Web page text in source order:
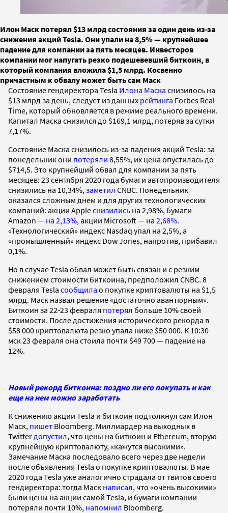
Илон Маск потерял $13 млрд состояния за один день из-за
снижения акций Tesla. Они упали на 8,5% — крупнейшее
падение для компании за пять месяцев. Инвесторов
компании мог напугать резко подешевевший биткоин, в
который компания вложила $1,5 млрд. Косвенно
причастным к обвалу может быть сам Маск
Состояние гендиректора Tesla Илона Маска снизилось на
$13 млрд за день, следует из данных рейтинга Forbes Real-
Time, который обновляется в режиме реального времени.
Капитал Маска снизился до $169,1 млрд, потеряв за сутки
7,17%.
Состояние Маска снизилось из-за падения акций Tesla: за
понедельник они потеряли 8,55%, их цена опустилась до
$714,5. Это крупнейший обвал для компании за пять
месяцев: 23 сентября 2020 года бумаги автопроизводителя
снизились на 10,34%, заметил CNBC. Понедельник
оказался сложным днем и для других технологических
компаний: акции Appleснизились на 2,98%, бумаги
Amazon — на 2,13%, акции Microsoft — на 2,68%.
«Технологический» индекс Nasdaq упал на 2,5%, а
«промышленный» индекс Dow Jones, напротив, прибавил
0,1%.
Но в случае Tesla обвал может быть связан и с резким
снижением стоимости биткоина, предположил CNBC. 8
февраля Tesla сообщила о покупке криптовалюты на $1,5
млрд. Маск назвал решение «достаточно авантюрным».
Биткоин за 22-23 февраля потерял больше 10% своей
стоимости. После достижения исторического рекорда в
$58 000 криптовалюта резко упала ниже $50 000. К 10:30
мск 23 февраля она стоила почти $49 700 — падение на
12%.
Новый рекорд биткоина: поздно ли его покупать и как
еще на нем можно заработать
К снижению акции Tesla и биткоин подтолкнул сам Илон
Маск, пишет Bloomberg. Миллиардер на выходных в
Twitter допустил, что цены на биткоин и Ethereum, вторую
крупнейшую криптовалюту, «кажутся высокими».
Замечание Маска последовало всего через две недели
после объявления Tesla о покупке криптовалюты. В мае
2020 года Tesla уже аналогично страдала от твитов своего
гендиректора: тогда Маск написал, что «очень высокими»
были цены на акции самой Tesla, и бумаги компании
потеряли почти 10%, напомнил Bloomberg.